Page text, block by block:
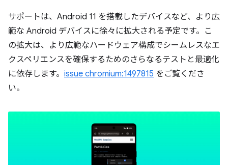
サポートは、Android 11 を搭載したデバイスなど、より広
範な Android デバイスに徐々に拡大される予定です。こ
の拡大は、より広範なハードウェア構成でシームレスなエ
クスペリエンスを確保するためのさらなるテストと最適化
に依存します。 issue chromium:1497815 をご覧くださ
い。